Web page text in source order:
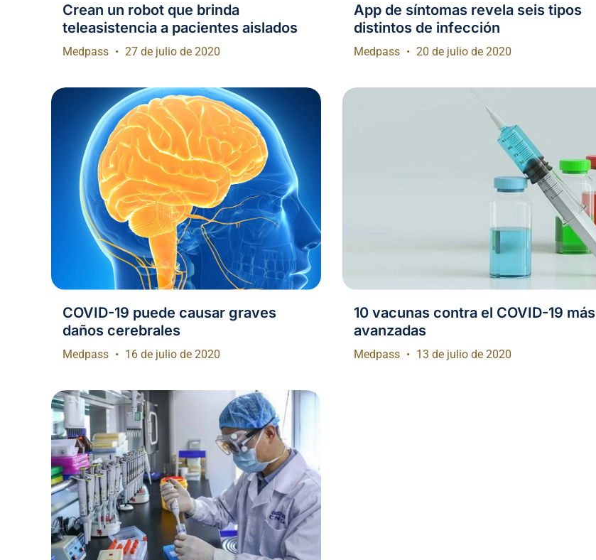
Crean un robot que brinda
teleasistencia a pacientes aislados
Medpass 27 de julio de 2020
App de síntomas revela seis tipos
distintos de infección
Medpass 20 de julio de 2020
COVID-19 puede causar graves
daños cerebrales
Medpass 16 de julio de 2020
10 vacunas contra el COVID-19 más
avanzadas
Medpass 13 de julio de 2020